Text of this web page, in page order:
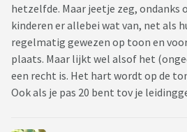
hetzelfde. Maar jeetje zeg, ondanks
kinderen er allebei wat van, net als
regelmatig gewezen op toon en
plaats. Maar lijkt wel alsof het
een recht is. Het hart wordt op de
Ook als je pas 20 bent tov je